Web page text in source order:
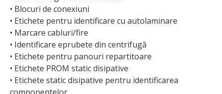
• Blocuri de conexiuni
• Etichete pentru identificare cu autolaminare
• Marcare cabluri/fire
• Identificare eprubete din centrifugă
• Etichete pentru panouri repartitoare
• Etichete PROM static disipative
• Etichete static disipative pentru identificarea